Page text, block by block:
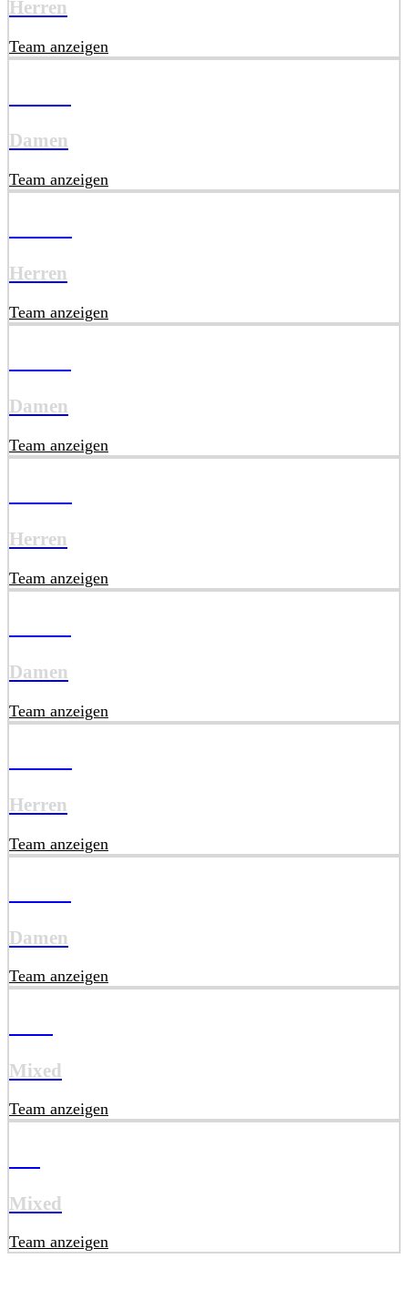
Herren
Team anzeigen
Damen
Team anzeigen
Herren
Team anzeigen
Damen
Team anzeigen
Herren
Team anzeigen
Damen
Team anzeigen
Herren
Team anzeigen
Damen
Team anzeigen
Mixed
Team anzeigen
Mixed
Team anzeigen